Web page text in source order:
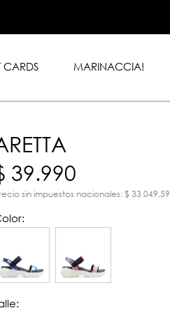
CARDS MARINACCIA!
39.990
sin impuestos nacionales: $ 33.049,59